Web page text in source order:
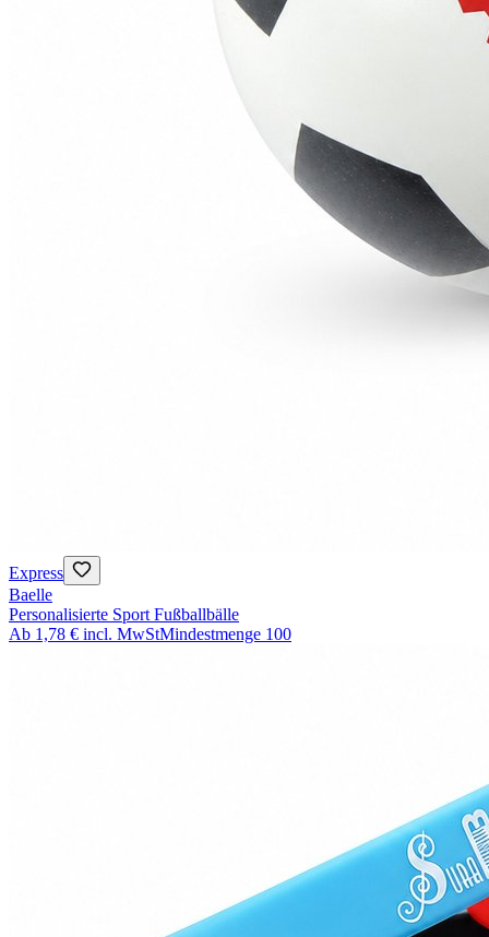
Express
Baelle
Personalisierte Sport Fußballbälle
Ab 1,78 € incl. MwStMindestmenge 100